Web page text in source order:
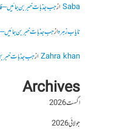
Sabaازجب جذبات خبر بن جائیں –
نایاب زہرہازجب جذبات خبر بن جائیں –
Zahra khanازجب جذبات خبر
Archives
اگست 2026
جولائی 2026